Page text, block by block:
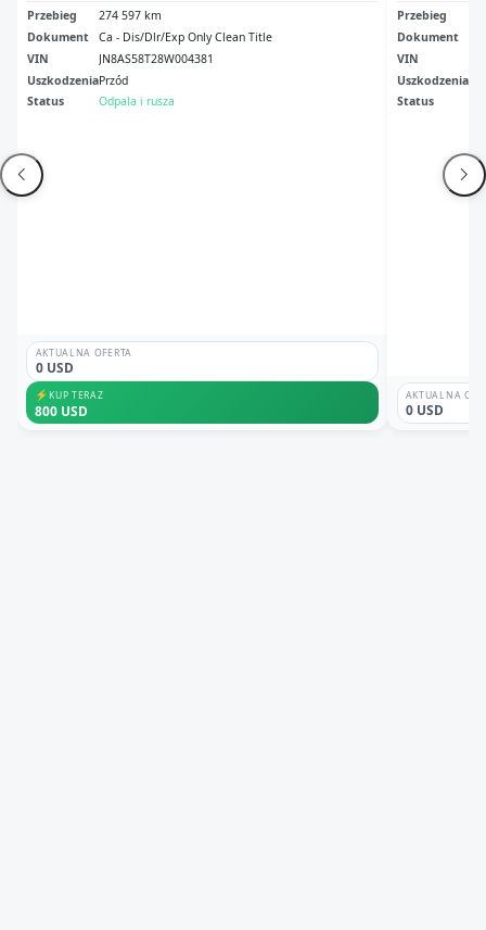
Przebieg
274 597 km
Dokument
Ca - Dis/Dlr/Exp Only Clean Title
VIN
JN8AS58T28W004381
UszkodzeniaPrzód
Status
Odpala i rusza
AKTUALNA OFERTA
0 USD
⚡KUP TERAZ
800 USD
Przebieg
Dokument
VIN
Uszkodzenia
Status
AKTUALNA
0 USD